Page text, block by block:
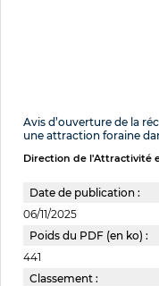
Avis d’ouverture de la
une attraction foraine
Direction de l'Attractivité
Date de publication :
06/11/2025
Poids du PDF (en ko) :
441
Classement :